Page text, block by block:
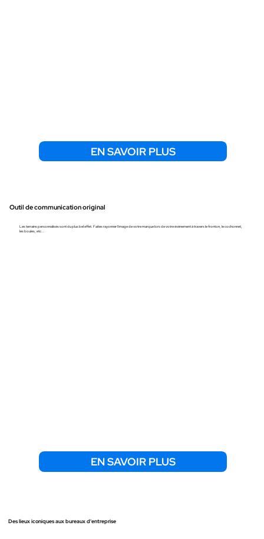
EN SAVOIR PLUS
Outil de communication original
Les terrains personnalisés sont du plus bel effet. Faites rayonner l'image de votre marque lors de votre événement à travers le fronton, le cochonnet,
les boules, etc...
EN SAVOIR PLUS
Des lieux iconiques aux bureaux d'entreprise